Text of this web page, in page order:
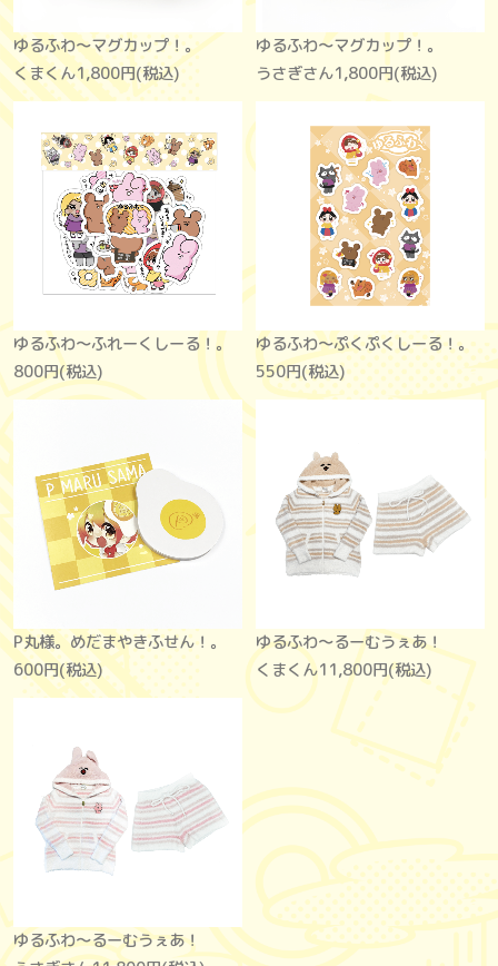
ゆるふわ〜マグカップ！。
くまくん1,800円(税込)
ゆるふわ〜マグカップ！。
うさぎさん1,800円(税込)
ゆるふわ～ふれーくしーる！。
800円(税込)
ゆるふわ〜ぷくぷくしーる！。
550円(税込)
P丸様。めだまやきふせん！。
600円(税込)
ゆるふわ〜るーむうぇあ！
くまくん11,800円(税込)
ゆるふわ〜るーむうぇあ！